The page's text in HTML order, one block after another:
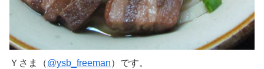
Ｙさま（@ysb_freeman）です。